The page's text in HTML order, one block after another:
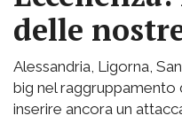
delle
Alessandria, Ligorna,
big nel raggruppamento
inserire ancora un